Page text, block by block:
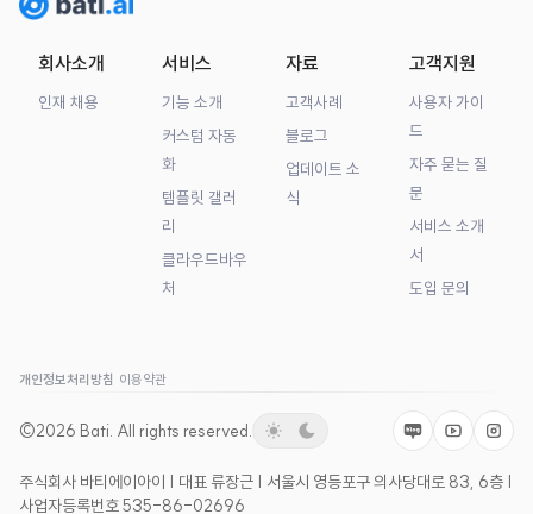
회사소개
인재 채용
서비스
기능 소개
커스텀 자동
화
템플릿 갤러
리
클라우드바우
처
자료
고객사례
블로그
업데이트 소
식
고객지원
사용자 가이
드
자주 묻는 질
문
서비스 소개
서
도입 문의
개인정보처리방침 이용약관
©2026 Bati. All rights reserved.
NaverYoutube
주식회사 바티에이아이 | 대표 류장근 | 서울시 영등포구 의사당대로 83, 6층 |
사업자등록번호 535-86-02696